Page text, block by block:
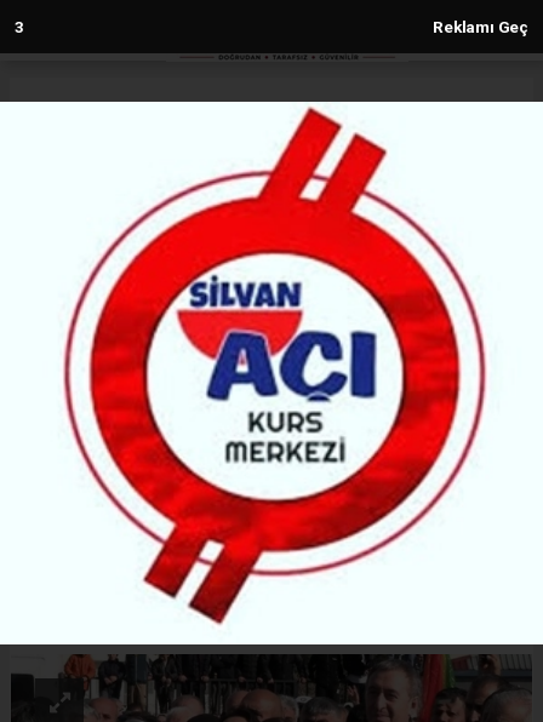
2 Reklamı Geç
DEM Partiden, Rojava sınırından
Dünyaya çağrı!
SIYASET
(H M) - Haber Merkezi | 20.01.2026 - 17:13, Güncelleme: 20.01.2026 - 17:13
21173+ kez okundu.
Mardin’in Nusaybin ilçesindeki sınırda yapılan DEM
Parti Grup Toplantısı’nda konuşan eşbaşkanlar;
Tülay Hatimoğulları ve Tuncer Bakırhan, Rojava’ya
yönelik saldırılara ilişkin yaptıkları açıklamada,
dünyaya barış çağrısı yaptı.